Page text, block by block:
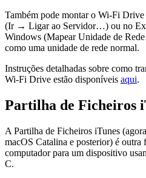
Também pode montar o Wi-Fi
(Ir → Ligar ao Servidor…) ou no
Windows (Mapear Unidade de
como uma unidade de rede normal.
Instruções detalhadas sobre como
Wi-Fi Drive estão disponíveis aqui.
Partilha de Ficheiros
A Partilha de Ficheiros iTunes
macOS Catalina e posterior) é
computador para um dispositivo
C.